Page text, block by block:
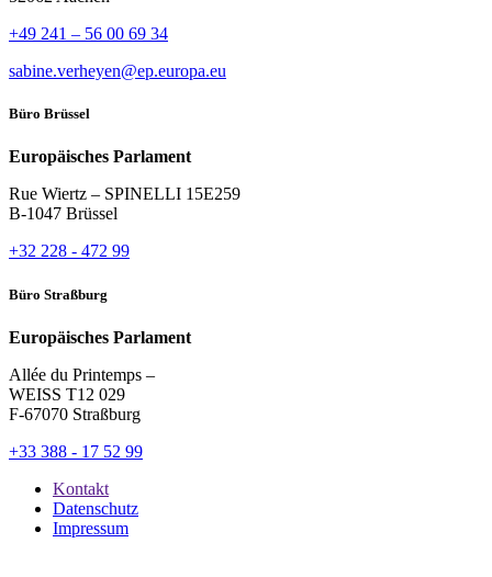
+49 241 – 56 00 69 34
sabine.verheyen@ep.europa.eu
Büro Brüssel
Europäisches Parlament
Rue Wiertz – SPINELLI 15E259
B-1047 Brüssel
+32 228 - 472 99
Büro Straßburg
Europäisches Parlament
Allée du Printemps –
WEISS T12 029
F-67070 Straßburg
+33 388 - 17 52 99
Kontakt
Datenschutz
Impressum